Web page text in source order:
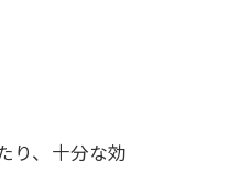
り、十分な効